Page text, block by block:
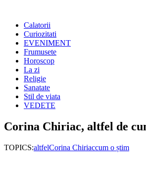
Calatorii
Curiozitati
EVENIMENT
Frumusete
Horoscop
La zi
Religie
Sanatate
Stil de viata
VEDETE
Corina Chiriac, altfel de
TOPICS:altfelCorina Chiriaccum o știm